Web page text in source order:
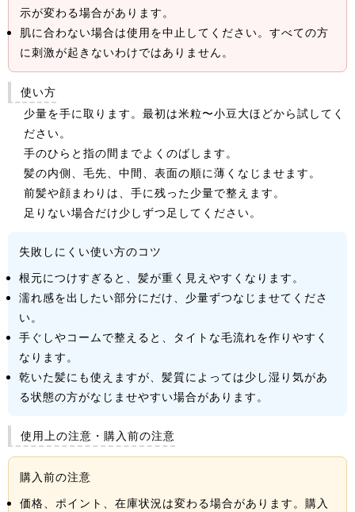
示が変わる場合があります。
肌に合わない場合は使用を中止してください。すべての方
に刺激が起きないわけではありません。
使い方
少量を手に取ります。最初は米粒〜小豆大ほどから試してく
ださい。
手のひらと指の間までよくのばします。
髪の内側、毛先、中間、表面の順に薄くなじませます。
前髪や顔まわりは、手に残った少量で整えます。
足りない場合だけ少しずつ足してください。
失敗しにくい使い方のコツ
根元につけすぎると、髪が重く見えやすくなります。
濡れ感を出したい部分にだけ、少量ずつなじませてくださ
い。
手ぐしやコームで整えると、タイトな毛流れを作りやすく
なります。
乾いた髪にも使えますが、髪質によっては少し湿り気があ
る状態の方がなじませやすい場合があります。
使用上の注意・購入前の注意
購入前の注意
価格、ポイント、在庫状況は変わる場合があります。購入